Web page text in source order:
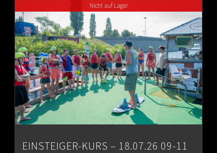
Nicht auf Lager
EINSTEIGER-KURS – 18.07.26 09-11